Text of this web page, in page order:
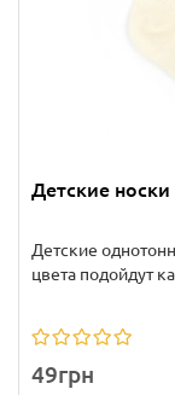
Детские носки
Детские
цвета подойдут
49грн